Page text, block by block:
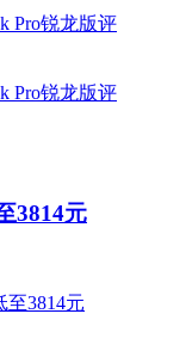
3814元